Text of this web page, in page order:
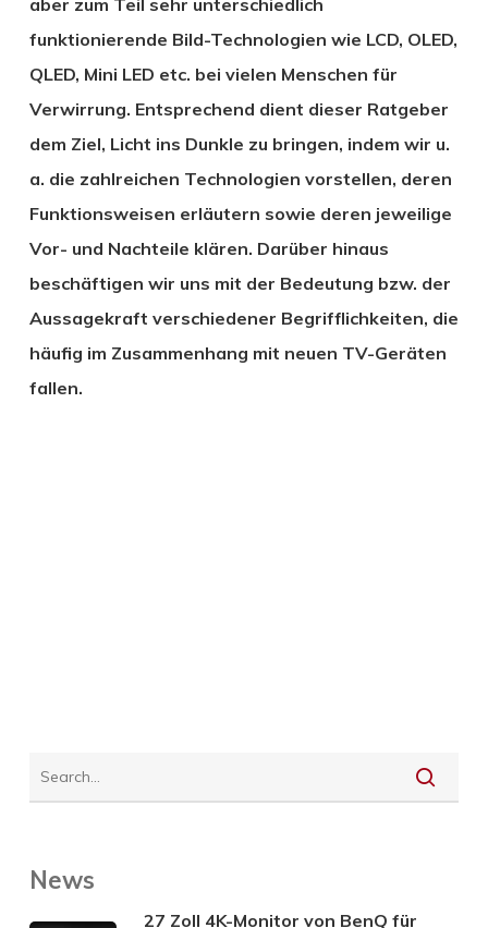
funktionierende Bild-Technologien wie LCD, OLED,
QLED, Mini LED etc. bei vielen Menschen für
Verwirrung. Entsprechend dient dieser Ratgeber
dem Ziel, Licht ins Dunkle zu bringen, indem wir u.
a. die zahlreichen Technologien vorstellen, deren
Funktionsweisen erläutern sowie deren jeweilige
Vor- und Nachteile klären. Darüber hinaus
beschäftigen wir uns mit der Bedeutung bzw. der
Aussagekraft verschiedener Begrifflichkeiten, die
häufig im Zusammenhang mit neuen TV-Geräten
fallen.
News
27 Zoll 4K-Monitor von BenQ für